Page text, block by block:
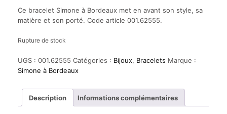
Ce bracelet Simone à Bordeaux met en avant son style, sa
matière et son porté. Code article 001.62555.
Rupture de stock
UGS : 001.62555 Catégories : Bijoux, Bracelets Marque :
Simone à Bordeaux
Description Informations complémentaires